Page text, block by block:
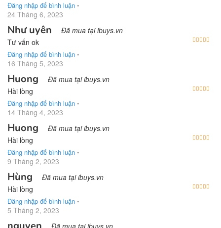
Đăng nhập để bình luận •
24 Tháng 6, 2023
Như uyên Đã mua tại ibuys.vn
Tư vấn ok
Đăng nhập để bình luận •
16 Tháng 5, 2023
Huong Đã mua tại ibuys.vn
Hài lòng
Đăng nhập để bình luận •
14 Tháng 4, 2023
Huong Đã mua tại ibuys.vn
Hài lòng
Đăng nhập để bình luận •
9 Tháng 2, 2023
Hùng Đã mua tại ibuys.vn
Hài lòng
Đăng nhập để bình luận •
5 Tháng 2, 2023